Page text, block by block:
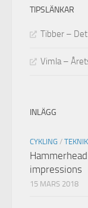
TIPSLÄNKAR
Tibber –
Vimla –
INLÄGG
CYKLING / TEKNIK
impressions
15 MARS 2018